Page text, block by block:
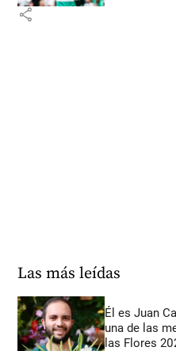
share
Las más leídas
Él es Juan
una de las
las Flores